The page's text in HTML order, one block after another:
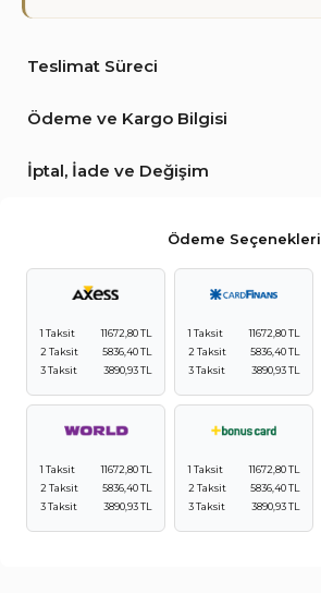
Teslimat Süreci
Ödeme ve Kargo Bilgisi
İptal, İade ve Değişim
Ödeme Seçenekleri
1 Taksit
11672,80 TL
2 Taksit
5836,40 TL
3 Taksit
3890,93 TL
1 Taksit
11672,80 TL
2 Taksit
5836,40 TL
3 Taksit
3890,93 TL
1 Taksit
11672,80 TL
2 Taksit
5836,40 TL
3 Taksit
3890,93 TL
1 Taksit
11672,80 TL
2 Taksit
5836,40 TL
3 Taksit
3890,93 TL